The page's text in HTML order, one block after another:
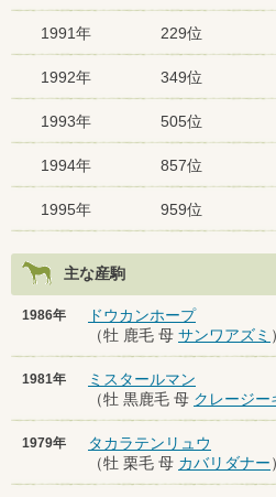
1991年 229位
1992年 349位
1993年 505位
1994年 857位
1995年 959位
主な産駒
1986年
ドウカンホープ
（牡 鹿毛 母 サンワアズミ ）
1981年
ミスタールマン
（牡 黒鹿毛 母 クレージー
1979年
タカラテンリュウ
（牡 栗毛 母 カバリダナー）